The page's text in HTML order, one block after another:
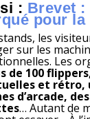
: Brevet
pour la
les
sur les
Les
de 100
et rétro,
d’arcade,
… Autant de